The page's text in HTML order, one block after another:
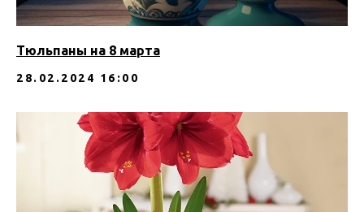
Тюльпаны на 8 марта
28.02.2024 16:00